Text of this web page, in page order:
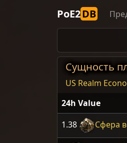
PoE2DB
Сущность
US Realm
24h Value
1.38
Сфера